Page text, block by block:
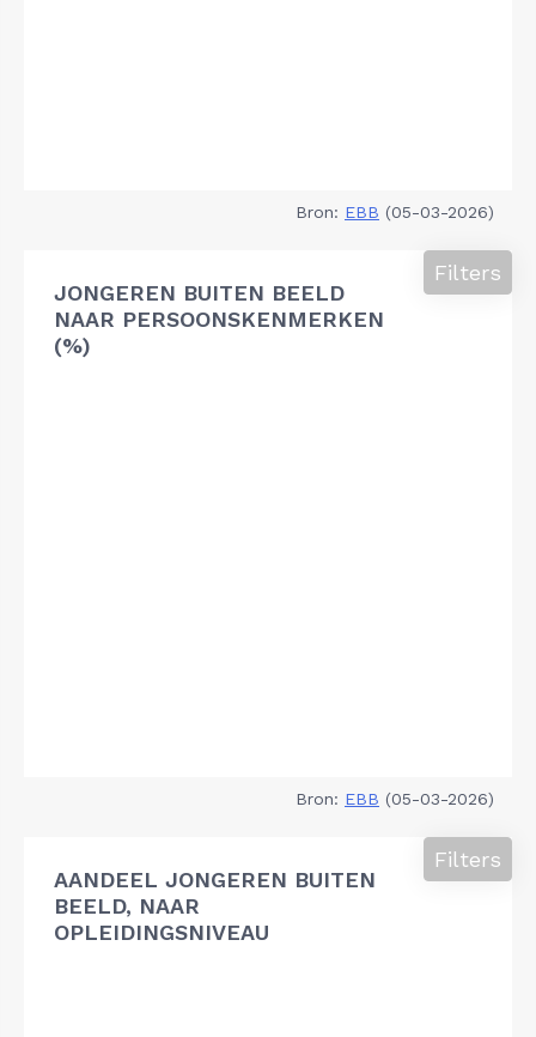
Bron: EBB (05-03-2026)
JONGEREN BUITEN BEELD
NAAR PERSOONSKENMERKEN
(%)
Filters
Bron: EBB (05-03-2026)
AANDEEL JONGEREN BUITEN
BEELD, NAAR
OPLEIDINGSNIVEAU
Filters